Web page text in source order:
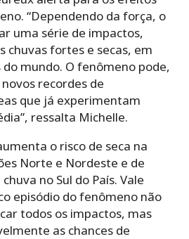
“Dependendo da força, o
uma série de impactos,
chuvas fortes e secas, em
mundo. O fenômeno pode,
recordes de
que já experimentam
ressalta Michelle.
o risco de seca na
Norte e Nordeste e de
no Sul do País. Vale
episódio do fenômeno não
todos os impactos, mas
as chances de